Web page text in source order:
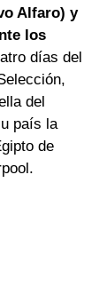
Alfaro) y
los
días del
del
país la
de